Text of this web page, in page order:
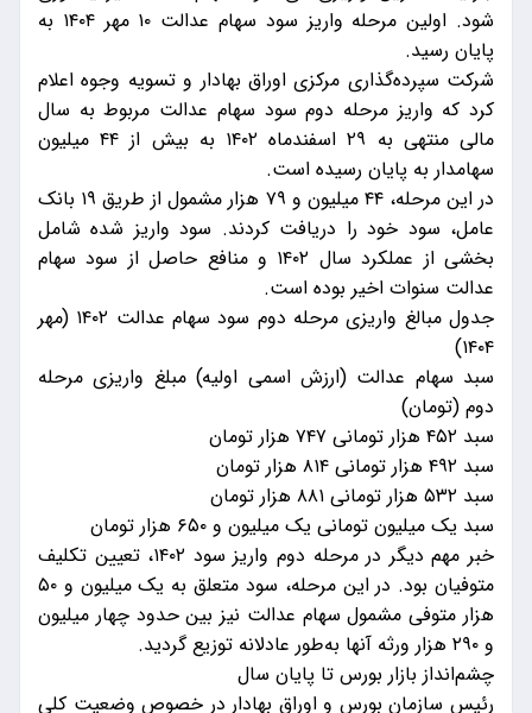
شود. اولین مرحله واریز سود سهام عدالت ۱۰ مهر ۱۴۰۴ به
پایان رسید.
شرکت سپرده‌گذاری مرکزی اوراق بهادار و تسویه وجوه اعلام
کرد که واریز مرحله دوم سود سهام عدالت مربوط به سال
مالی منتهی به ۲۹ اسفندماه ۱۴۰۲ به بیش از ۴۴ میلیون
سهامدار به پایان رسیده است.
در این مرحله، ۴۴ میلیون و ۷۹ هزار مشمول از طریق ۱۹ بانک
عامل، سود خود را دریافت کردند. سود واریز شده شامل
بخشی از عملکرد سال ۱۴۰۲ و منافع حاصل از سود سهام
عدالت سنوات اخیر بوده است.
جدول مبالغ واریزی مرحله دوم سود سهام عدالت ۱۴۰۲ (مهر
۱۴۰۴)
سبد سهام عدالت (ارزش اسمی اولیه) مبلغ واریزی مرحله
دوم (تومان)
سبد ۴۵۲ هزار تومانی ۷۴۷ هزار تومان
سبد ۴۹۲ هزار تومانی ۸۱۴ هزار تومان
سبد ۵۳۲ هزار تومانی ۸۸۱ هزار تومان
سبد یک میلیون تومانی یک میلیون و ۶۵۰ هزار تومان
خبر مهم دیگر در مرحله دوم واریز سود ۱۴۰۲، تعیین تکلیف
متوفیان بود. در این مرحله، سود متعلق به یک میلیون و ۵۰
هزار متوفی مشمول سهام عدالت نیز بین حدود چهار میلیون
و ۲۹۰ هزار ورثه آنها به‌طور عادلانه توزیع گردید.
چشم‌انداز بازار بورس تا پایان سال
رئیس سازمان بورس و اوراق بهادار در خصوص وضعیت کلی